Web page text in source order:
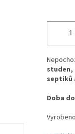
studen,
septiků
Doba